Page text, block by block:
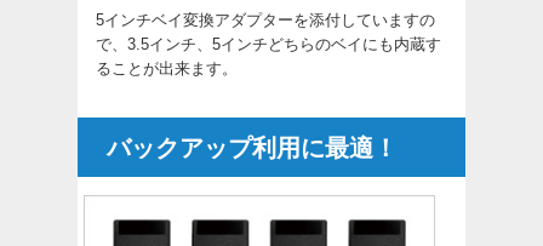
5インチベイ変換アダプターを添付していますの
で、3.5インチ、5インチどちらのベイにも内蔵す
ることが出来ます。
バックアップ利用に最適！